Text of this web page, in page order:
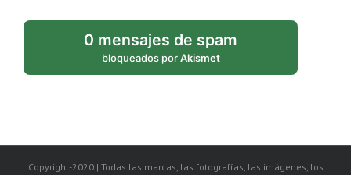
0 mensajes de spam
bloqueados porAkismet
Copyright-2020 | Todas las marcas, las fotografías, las imágenes, los